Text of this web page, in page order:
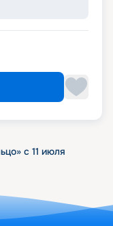
с 11 июля